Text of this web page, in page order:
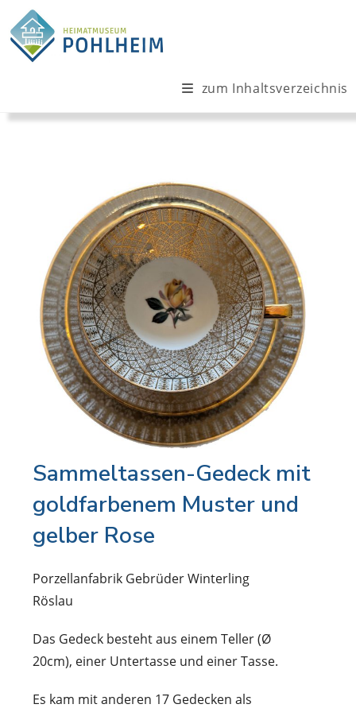
Inhalt
springen
zum Inhaltsverzeichnis
Sammeltassen-Gedeck mit
goldfarbenem Muster und
gelber Rose
Porzellanfabrik Gebrüder Winterling
Röslau
Das Gedeck besteht aus einem Teller (Ø
20cm), einer Untertasse und einer Tasse.
Es kam mit anderen 17 Gedecken als